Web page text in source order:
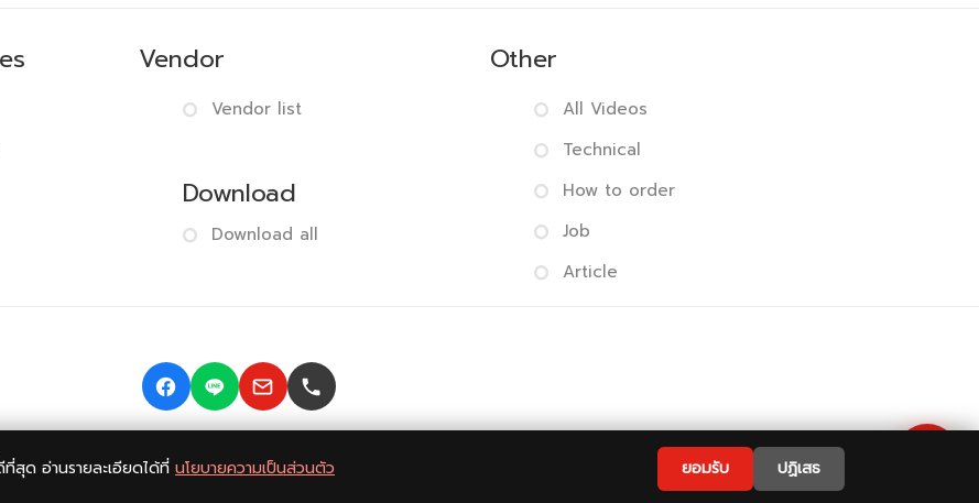
Vendor
Vendor list
Download
Download all
Other
All Videos
Technical
How to order
Job
Article
ที่สุด อ่านรายละเอียดได้ที่ นโยบายความเป็นส่วนตัว ยอมรับ ปฏิเสธ